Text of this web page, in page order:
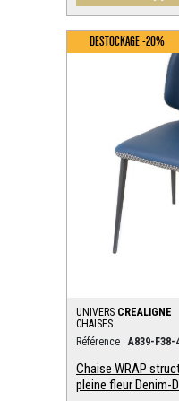
DESTOCKAGE -20%
UNIVERS CREALIGNE
CHAISES
Référence :A839-F38-
Chaise WRAP
pleine fleur Denim-